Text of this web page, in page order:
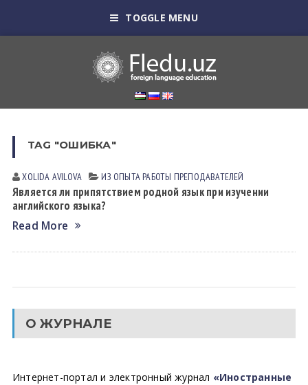
TOGGLE MENU
TAG "ОШИБКА"
XOLIDA АVILOVА ИЗ ОПЫТА РАБОТЫ ПРЕПОДАВАТЕЛЕЙ
Является ли припятствием родной язык при изучении
английского языка?
Read More
О ЖУРНАЛЕ
Интернет-портал и электронный журнал «Иностранные